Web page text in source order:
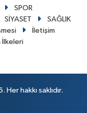
SPOR
SİYASET
SAĞLIK
İletişim
İlkeleri
hakkı saklıdır.